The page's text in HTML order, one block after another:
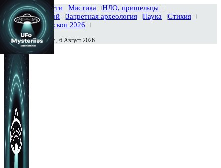
Главная Новости Мистика
НЛО, пришельцы
Тайны вселенной
Запретная археология Наука
Стихия
История
Гороскоп 2026
Сегодня Четверг , 6 Август 2026